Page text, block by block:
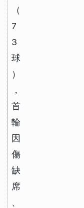
（
7
3
球
）
，
首
輪
因
傷
缺
席
、